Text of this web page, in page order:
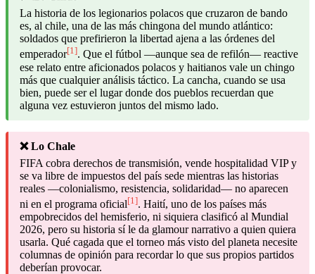
La historia de los legionarios polacos que cruzaron de bando
es, al chile, una de las más chingona del mundo atlántico:
soldados que prefirieron la libertad ajena a las órdenes del
emperador[1]. Que el fútbol —aunque sea de refilón— reactive
ese relato entre aficionados polacos y haitianos vale un chingo
más que cualquier análisis táctico. La cancha, cuando se usa
bien, puede ser el lugar donde dos pueblos recuerdan que
alguna vez estuvieron juntos del mismo lado.
❌ Lo Chale
FIFA cobra derechos de transmisión, vende hospitalidad VIP y
se va libre de impuestos del país sede mientras las historias
reales —colonialismo, resistencia, solidaridad— no aparecen
ni en el programa oficial[1]. Haití, uno de los países más
empobrecidos del hemisferio, ni siquiera clasificó al Mundial
2026, pero su historia sí le da glamour narrativo a quien quiera
usarla. Qué cagada que el torneo más visto del planeta necesite
columnas de opinión para recordar lo que sus propios partidos
deberían provocar.